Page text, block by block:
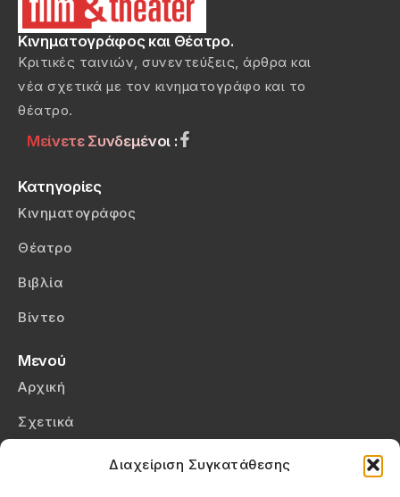
Διαχείριση Συγκατάθεσης
Κινηματογράφος και Θέατρο.
Κριτικές ταινιών, συνεντεύξεις, άρθρα και
νέα σχετικά με τον κινηματογράφο και το
θέατρο.
Μείνετε Συνδεμένοι :
Κατηγορίες
Κινηματογράφος
Θέατρο
Βιβλία
Βίντεο
Μενού
Αρχική
Σχετικά